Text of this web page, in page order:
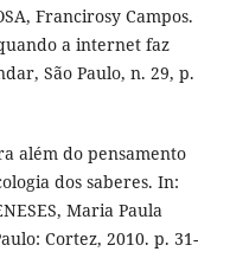
Francirosy Campos.
a internet faz
São Paulo, n. 29, p.
além do pensamento
dos saberes. In:
Maria Paula
Cortez, 2010. p. 31-